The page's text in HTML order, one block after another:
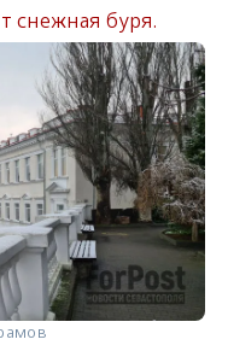
снежная буря.